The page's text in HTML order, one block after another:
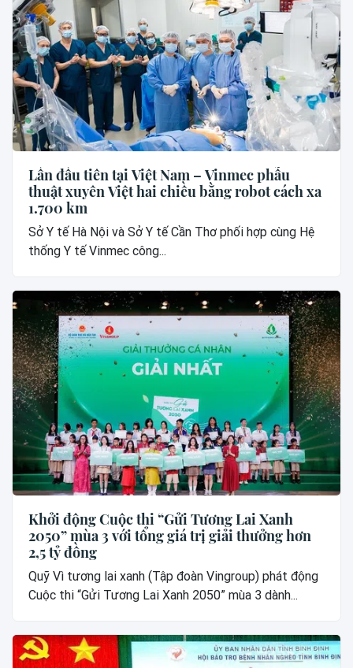
Lần đầu tiên tại Việt Nam – Vinmec phẫu
thuật xuyên Việt hai chiều bằng robot cách xa
1.700 km
Sở Y tế Hà Nội và Sở Y tế Cần Thơ phối hợp cùng Hệ
thống Y tế Vinmec công...
Khởi động Cuộc thi “Gửi Tương Lai Xanh
2050” mùa 3 với tổng giá trị giải thưởng hơn
2,5 tỷ đồng
Quỹ Vì tương lai xanh (Tập đoàn Vingroup) phát động
Cuộc thi “Gửi Tương Lai Xanh 2050” mùa 3 dành...